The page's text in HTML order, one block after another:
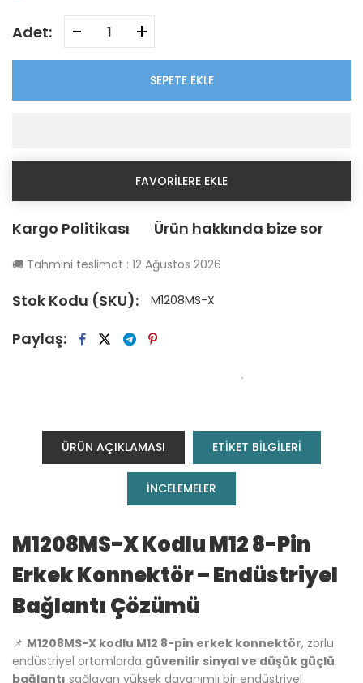
Adet: - +
SEPETE EKLE
FAVORILERE EKLE
Kargo Politikası Ürün hakkında bize sor
🚚 Tahmini teslimat : 12 Ağustos 2026
Stok Kodu (SKU): M1208MS-X
Paylaş:
ÜRÜN AÇIKLAMASI ETİKET BİLGİLERİ
INCELEMELER
M1208MS-X Kodlu M12 8-Pin
Erkek Konnektör – Endüstriyel
Bağlantı Çözümü
📌 M1208MS-X kodlu M12 8-pin erkek konnektör, zorlu
endüstriyel ortamlarda güvenilir sinyal ve düşük güçlü
bağlantı sağlayan yüksek dayanımlı bir endüstriyel